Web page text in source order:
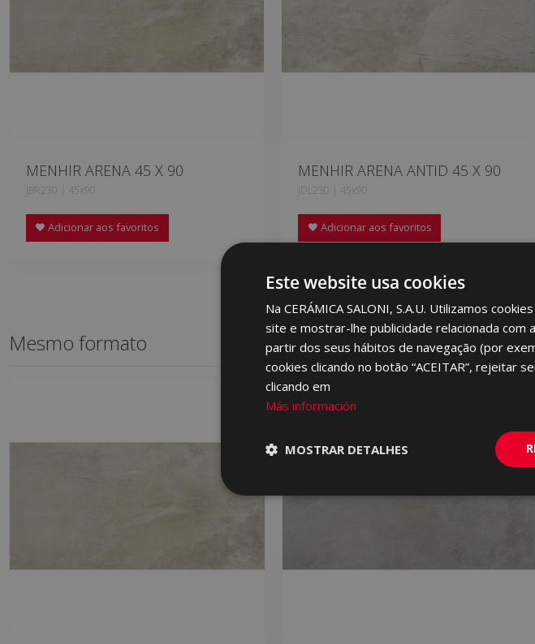
MENHIR ARENA 45 X 90
JBR230 | 45x90
Adicionar aos favoritos
MENHIR ARENA ANTID 45 X 90
JDL230 | 45x90
Adicionar aos favoritos
Mesmo formato
Este website usa cookies
Na CERÁMICA SALONI, S.A.U. Utilizamos
site e mostrar-lhe publicidade relacionada com
partir dos seus hábitos de navegação (por
cookies clicando no botão “ACEITAR”, rejeitar
clicando em
Más información
MOSTRAR DETALHES